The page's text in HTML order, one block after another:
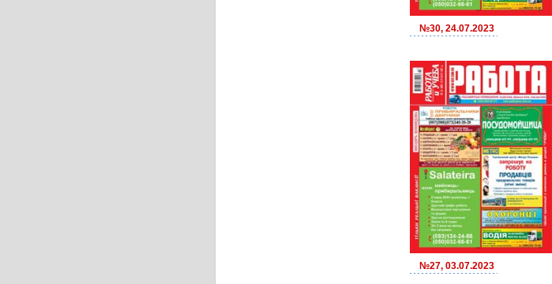
№30, 24.07.2023
№27, 03.07.2023